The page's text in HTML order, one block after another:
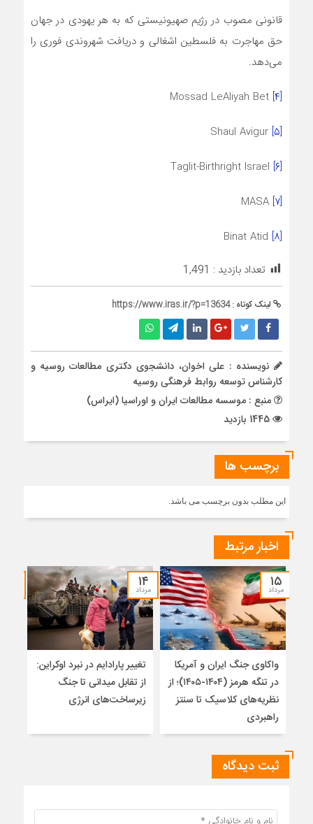
قانونی مصوب در رژیم صهیونیستی که به هر یهودی در جهان
حق مهاجرت به فلسطین اشغالی و دریافت شهروندی فوری را
می‌دهد.
[۴]
[۵]
[۶]
[۷]
[۸]
تعداد بازدید : 1,491
لینک کوتاه :https://www.iras.ir/?p=13634
نویسنده : علی اخوان، دانشجوی دکتری مطالعات روسیه و
کارشناس توسعه روابط فرهنگی روسیه
منبع : موسسه مطالعات ایران و اوراسیا (ایراس)
برچسب ها
این مطلب بدون برچسب می باشد.
اخبار مرتبط
۱۵
مرداد
واکاوی جنگ ایران و آمریکا
در تنگه هرمز (۱۴۰۴-۱۴۰۵)؛ از
نظریه‌های کلاسیک تا سنتز
راهبردی
۱۴
مرداد
تغییر پارادایم در نبرد اوکراین:
از تقابل میدانی تا جنگ
زیرساخت‌های انرژی
ثبت دیدگاه